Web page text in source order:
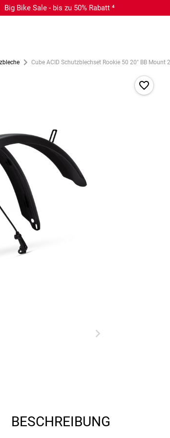
Big Bike Sale - bis zu 50% Rabatt ⁴
Cube ACID Schutzblechset Rookie 50 20" BB Mount
BESCHREIBUNG